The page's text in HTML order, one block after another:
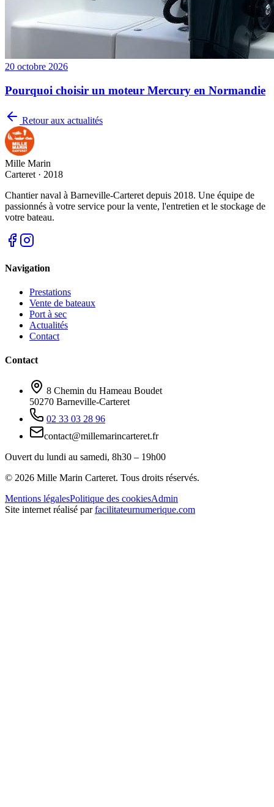
20 octobre 2026
Pourquoi choisir un moteur Mercury en Normandie
Retour aux actualités
Mille Marin
Carteret · 2018
Chantier naval à Barneville-Carteret depuis 2018. Une équipe de
passionnés à votre service pour la vente, l'entretien et le stockage de
votre bateau.
Navigation
Prestations
Vente de bateaux
Port à sec
Actualités
Contact
Contact
8 Chemin du Hameau Boudet
50270 Barneville-Carteret
02 33 03 28 96
contact@millemarincarteret.fr
Ouvert du lundi au samedi, 8h30 – 19h00
© 2026 Mille Marin Carteret. Tous droits réservés.
Mentions légalesPolitique des cookiesAdmin
Site internet réalisé par facilitateurnumerique.com